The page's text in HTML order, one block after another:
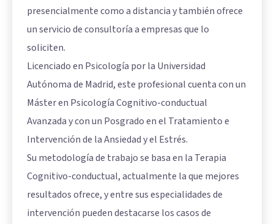
presencialmente como a distancia y también ofrece
un servicio de consultoría a empresas que lo
soliciten.
Licenciado en Psicología por la Universidad
Autónoma de Madrid, este profesional cuenta con un
Máster en Psicología Cognitivo-conductual
Avanzada y con un Posgrado en el Tratamiento e
Intervención de la Ansiedad y el Estrés.
Su metodología de trabajo se basa en la Terapia
Cognitivo-conductual, actualmente la que mejores
resultados ofrece, y entre sus especialidades de
intervención pueden destacarse los casos de